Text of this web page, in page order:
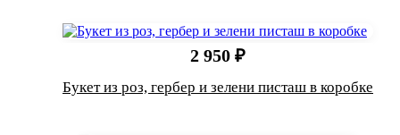
2 950 ₽
Букет из роз, гербер и зелени писташ в коробке